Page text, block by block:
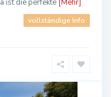
ist die perfekte [Mehr]
vollständige Info